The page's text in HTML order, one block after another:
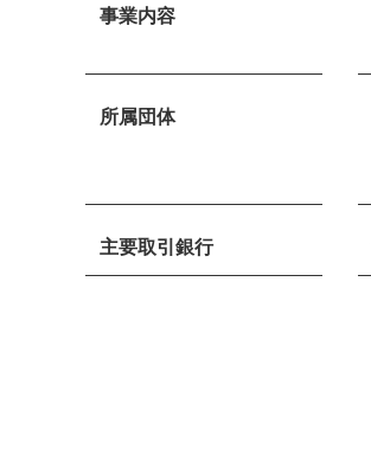
事業内容
所属団体
主要取引銀行